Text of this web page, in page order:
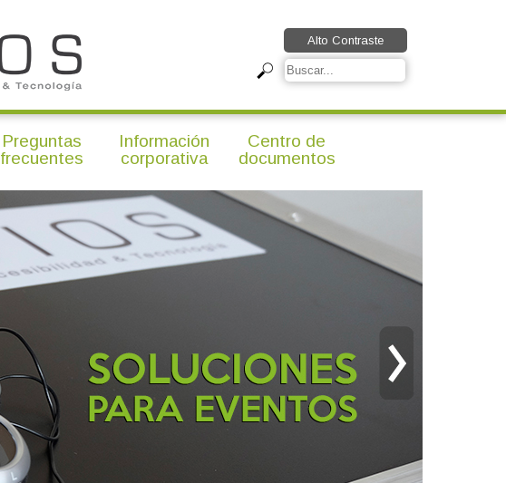
Alto Contraste
Preguntas
frecuentes
Información
corporativa
Centro de
documentos